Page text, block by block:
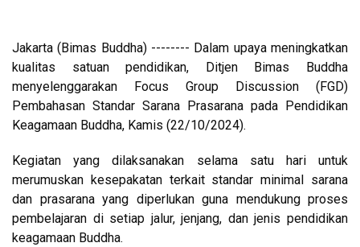
Jakarta (Bimas Buddha) -------- Dalam upaya meningkatkan
kualitas satuan pendidikan, Ditjen Bimas Buddha
menyelenggarakan Focus Group Discussion (FGD)
Pembahasan Standar Sarana Prasarana pada Pendidikan
Keagamaan Buddha, Kamis (22/10/2024).
Kegiatan yang dilaksanakan selama satu hari untuk
merumuskan kesepakatan terkait standar minimal sarana
dan prasarana yang diperlukan guna mendukung proses
pembelajaran di setiap jalur, jenjang, dan jenis pendidikan
keagamaan Buddha.